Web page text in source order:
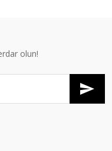
olun!